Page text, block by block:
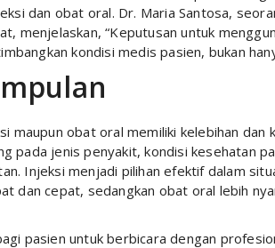
dan obat oral. Dr. Maria Santosa,
menjelaskan, “Keputusan untuk
kondisi medis pasien, bukan
maupun obat oral memiliki kelebihan
pada jenis penyakit, kondisi kesehatan
Injeksi menjadi pilihan efektif dalam
dan cepat, sedangkan obat oral lebih
pasien untuk berbicara dengan